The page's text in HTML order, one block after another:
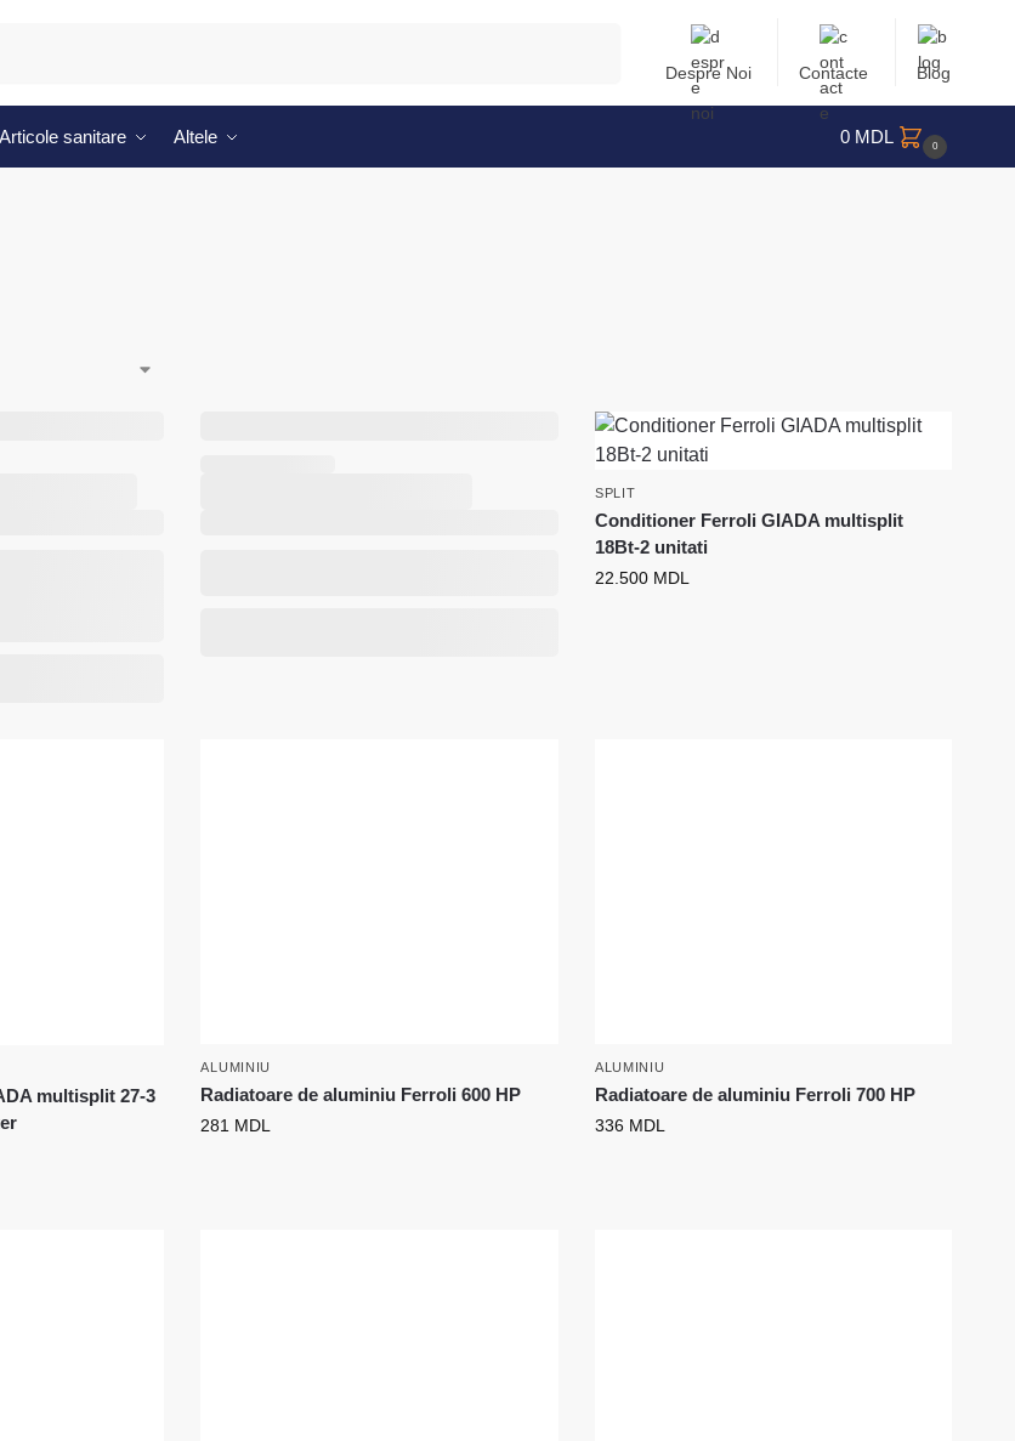
Despre Noi Contacte Blog
Articole sanitare Altele 0 MDL 0
SPLIT
Conditioner Ferroli GIADA multisplit
18Bt-2 unitati
22.500 MDL
multisplit 27-3
ALUMINIU
Radiatoare de aluminiu Ferroli 600 HP
281 MDL
ALUMINIU
Radiatoare de aluminiu Ferroli 700 HP
336 MDL